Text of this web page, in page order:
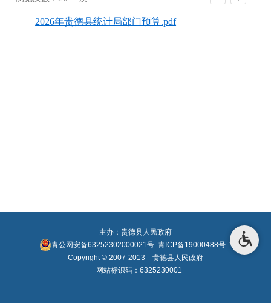
2026年贵德县统计局部门预算.pdf
主办：贵德县人民政府
青公网安备63252302000021号 青ICP备19000488号-1
Copyright © 2007-2013 贵德县人民政府
网站标识码：6325230001